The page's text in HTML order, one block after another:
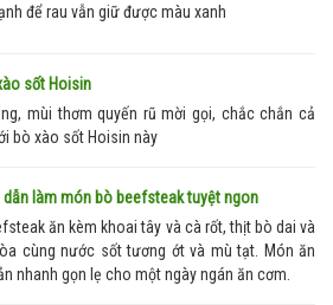
để rau vẫn giữ được màu xanh
sốt Hoisin
mùi thơm quyến rũ mời gọi, chắc chắn cả
bò xào sốt Hoisin này
dẫn làm món bò beefsteak tuyệt ngon
ăn kèm khoai tây và cà rốt, thịt bò dai và
cùng nước sốt tương ớt và mù tạt. Món ăn
nhanh gọn lẹ cho một ngày ngán ăn cơm.